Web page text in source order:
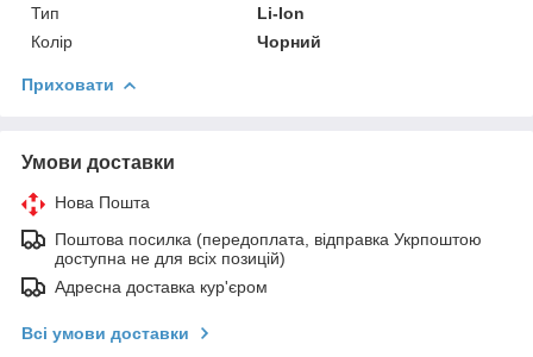
Тип
Li-Ion
Колір
Чорний
Приховати
Умови доставки
Нова Пошта
Поштова посилка (передоплата, відправка Укрпоштою
доступна не для всіх позицій)
Адресна доставка кур'єром
Всі умови доставки